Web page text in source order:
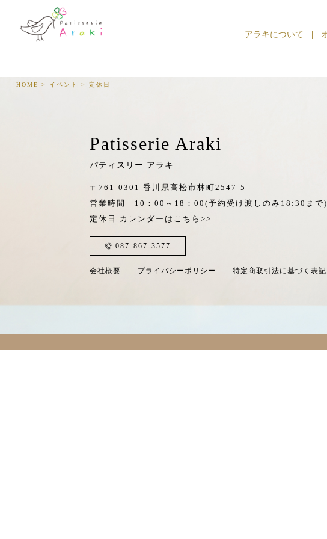
アラキについて
HOME > イベント > 定休日
Patisserie Araki
パティスリー アラキ
〒761-0301 香川県高松市林町2547-5
営業時間 10：00～18：00 (予約受け渡しのみ18:30まで)
定休日 カレンダーはこちら>>
087-867-3577
会社概要 プライバシーポリシー 特定商取引法に基づく表記